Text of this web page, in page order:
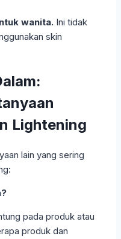
wanita. Ini tidak
skin
Lightening
lain yang sering
pada produk atau
produk dan